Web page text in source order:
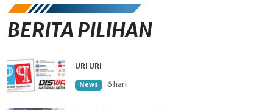
BERITA PILIHAN
URI URI
News 6 hari